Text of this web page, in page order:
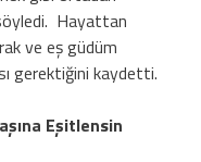
Hayattan
ve eş güdüm
gerektiğini kaydetti.
Eşitlensin